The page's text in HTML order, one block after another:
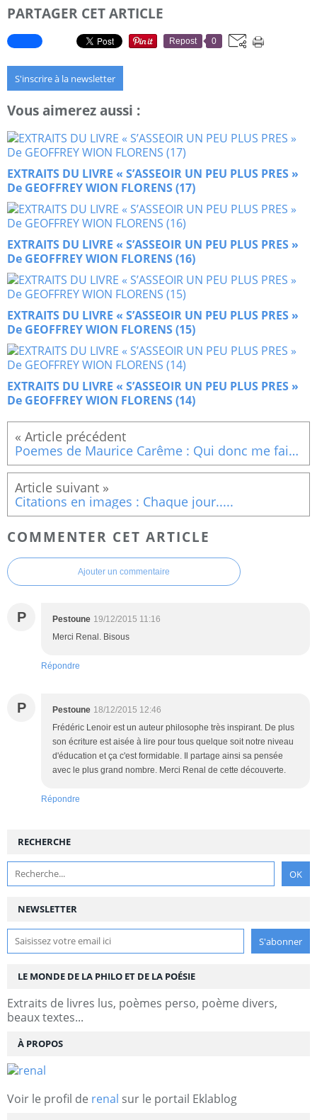
PARTAGER CET ARTICLE
Repost 0
S'inscrire à la newsletter
Vous aimerez aussi :
EXTRAITS DU LIVRE « S’ASSEOIR UN PEU PLUS PRES »
De GEOFFREY WION FLORENS (17)
EXTRAITS DU LIVRE « S’ASSEOIR UN PEU PLUS PRES »
De GEOFFREY WION FLORENS (16)
EXTRAITS DU LIVRE « S’ASSEOIR UN PEU PLUS PRES »
De GEOFFREY WION FLORENS (15)
EXTRAITS DU LIVRE « S’ASSEOIR UN PEU PLUS PRES »
De GEOFFREY WION FLORENS (14)
Poemes de Maurice Carême : Qui donc me fait tourner?
Citations en images : Chaque jour.....
COMMENTER CET ARTICLE
Ajouter un commentaire
P Pestoune 19/12/2015 11:16
Merci Renal. Bisous
Répondre
P Pestoune 18/12/2015 12:46
Frédéric Lenoir est un auteur philosophe très inspirant. De plus
son écriture est aisée à lire pour tous quelque soit notre niveau
d'éducation et ça c'est formidable. Il partage ainsi sa pensée
avec le plus grand nombre. Merci Renal de cette découverte.
Répondre
NEWSLETTER
RECHERCHE
LE MONDE DE LA PHILO ET DE LA POÉSIE
Extraits de livres lus, poèmes perso, poème divers,
beaux textes...
À PROPOS
Voir le profil de renal sur le portail Eklablog